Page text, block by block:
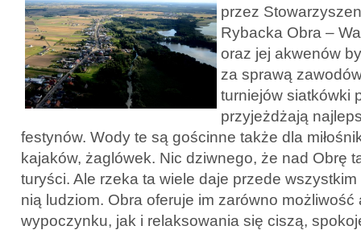
przez
Rybacka Obra –
oraz jej akwenów
za sprawą
turniejów siatkówki
przyjeżdżają
festynów. Wody te są gościnne także dla
kajaków, żaglówek. Nic dziwnego, że nad Obrę
turyści. Ale rzeka ta wiele daje przede
nią ludziom. Obra oferuje im zarówno możliwość
wypoczynku, jak i relaksowania się ciszą,